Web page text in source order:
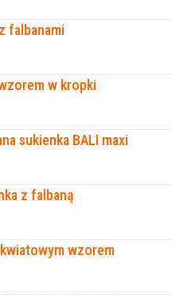
falbanami
w kropki
sukienka BALI maxi
z falbaną
wzorem